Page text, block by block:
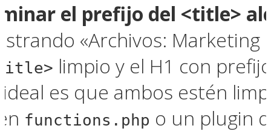
el prefijo del <title>
«Archivos: Marketing
limpio y el H1 con
es que ambos estén
functions.php o un plugin